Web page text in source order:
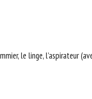
le linge, l’aspirateur